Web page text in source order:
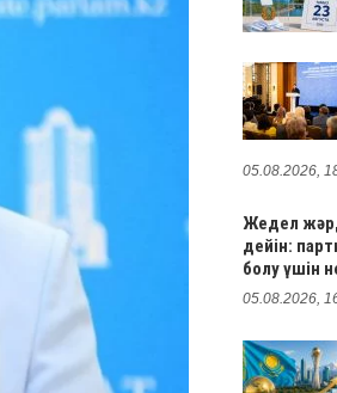
05.08.2026,
Жедел
дейін:
болу үшін
05.08.2026,